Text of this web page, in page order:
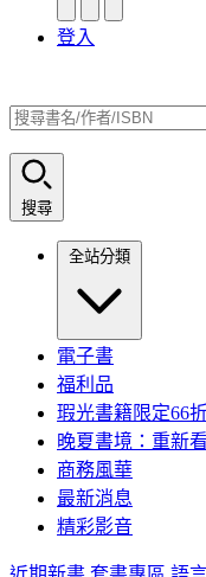
登入
搜尋
全站分類
電子書
福利品
瑕光書籍限定66
晚夏書境：重新
商務風華
最新消息
精彩影音